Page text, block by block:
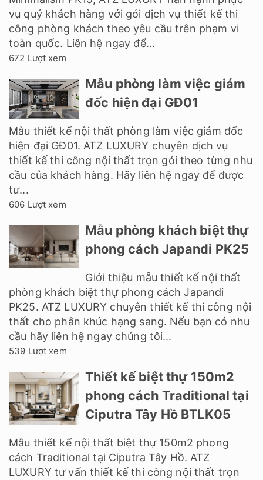
vụ quý khách hàng với gói dịch vụ thiết kế thi
công phòng khách theo yêu cầu trên phạm vi
toàn quốc. Liên hệ ngay để...
672 Lượt xem
Mẫu phòng làm việc giám
đốc hiện đại GĐ01
Mẫu thiết kế nội thất phòng làm việc giám đốc
hiện đại GĐ01. ATZ LUXURY chuyên dịch vụ
thiết kế thi công nội thất trọn gói theo từng nhu
cầu của khách hàng. Hãy liên hệ ngay để được
tư...
606 Lượt xem
Mẫu phòng khách biệt thự
phong cách Japandi PK25
Giới thiệu mẫu thiết kế nội thất
phòng khách biệt thự phong cách Japandi
PK25. ATZ LUXURY chuyên thiết kế thi công nội
thất cho phân khúc hạng sang. Nếu bạn có nhu
cầu hãy liên hệ ngay chúng tôi...
539 Lượt xem
Thiết kế biệt thự 150m2
phong cách Traditional tại
Ciputra Tây Hồ BTLK05
Mẫu thiết kế nội thất biệt thự 150m2 phong
cách Traditional tại Ciputra Tây Hồ. ATZ
LUXURY tư vấn thiết kế thi công nội thất trọn